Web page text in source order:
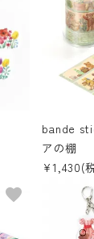
bande
アの棚
¥1,430(
favorite